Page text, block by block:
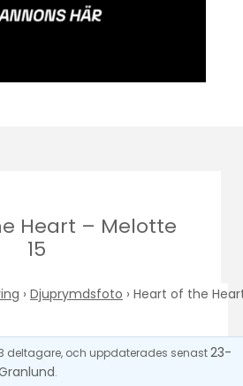
Heart – Melotte
15
› Djuprymdsfoto › Heart of the
deltagare, och uppdaterades senast23-
.